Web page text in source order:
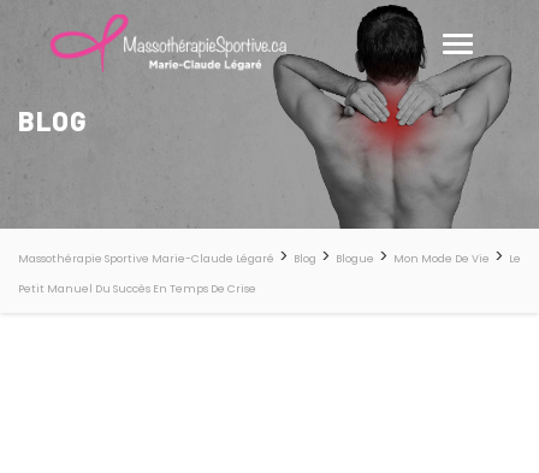
BLOG
Massothérapie Sportive Marie-Claude Légaré > Blog > Blogue > Mon Mode De Vie > Le
Petit Manuel Du Succès En Temps De Crise